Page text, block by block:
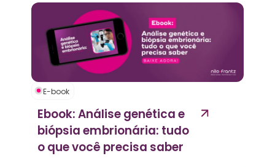
E-book
Ebook: Análise genética e
biópsia embrionária: tudo
o que você precisa saber